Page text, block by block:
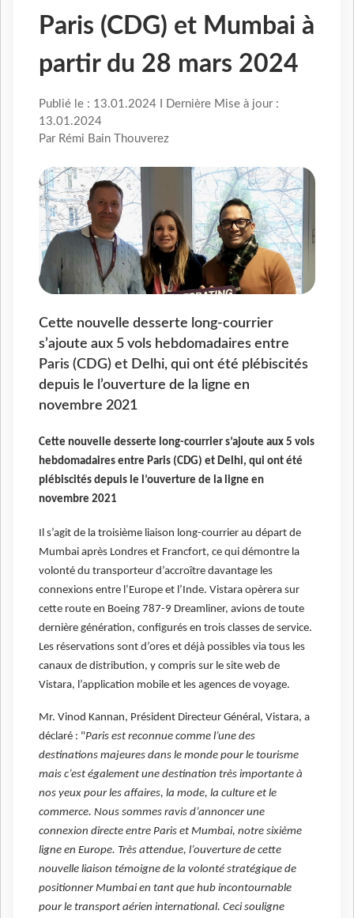
Paris (CDG) et Mumbai à
partir du 28 mars 2024
Publié le : 13.01.2024 I Dernière Mise à jour :
13.01.2024
Par Rémi Bain Thouverez
Cette nouvelle desserte long-courrier
s’ajoute aux 5 vols hebdomadaires entre
Paris (CDG) et Delhi, qui ont été plébiscités
depuis le l’ouverture de la ligne en
novembre 2021
Cette nouvelle desserte long-courrier s’ajoute aux 5 vols
hebdomadaires entre Paris (CDG) et Delhi, qui ont été
plébiscités depuis le l’ouverture de la ligne en
novembre 2021
Il s’agit de la troisième liaison long-courrier au départ de
Mumbai après Londres et Francfort, ce qui démontre la
volonté du transporteur d’accroître davantage les
connexions entre l’Europe et l’Inde. Vistara opèrera sur
cette route en Boeing 787-9 Dreamliner, avions de toute
dernière génération, configurés en trois classes de service.
Les réservations sont d’ores et déjà possibles via tous les
canaux de distribution, y compris sur le site web de
Vistara, l’application mobile et les agences de voyage.
Mr. Vinod Kannan, Président Directeur Général, Vistara, a
déclaré : "Paris est reconnue comme l’une des
destinations majeures dans le monde pour le tourisme
mais c’est également une destination très importante à
nos yeux pour les affaires, la mode, la culture et le
commerce. Nous sommes ravis d’annoncer une
connexion directe entre Paris et Mumbai, notre sixième
ligne en Europe. Très attendue, l’ouverture de cette
nouvelle liaison témoigne de la volonté stratégique de
positionner Mumbai en tant que hub incontournable
pour le transport aérien international. Ceci souligne